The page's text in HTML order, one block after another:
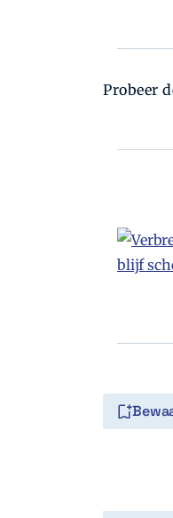
Probeer